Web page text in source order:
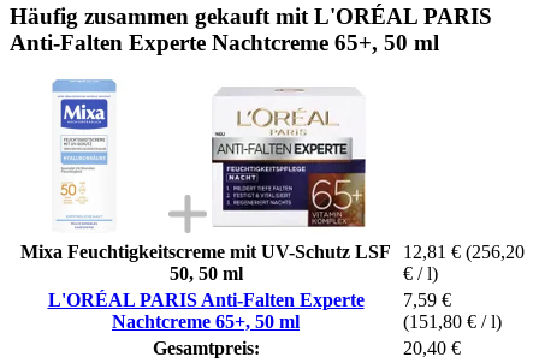
Häufig zusammen gekauft mit L'ORÉAL PARIS
Anti-Falten Experte Nachtcreme 65+, 50 ml
Mixa Feuchtigkeitscreme mit UV-Schutz LSF
50, 50 ml
12,81 € (256,20
€ / l)
L'ORÉAL PARIS Anti-Falten Experte
Nachtcreme 65+, 50 ml
7,59 €
(151,80 € / l)
Gesamtpreis:
20,40 €